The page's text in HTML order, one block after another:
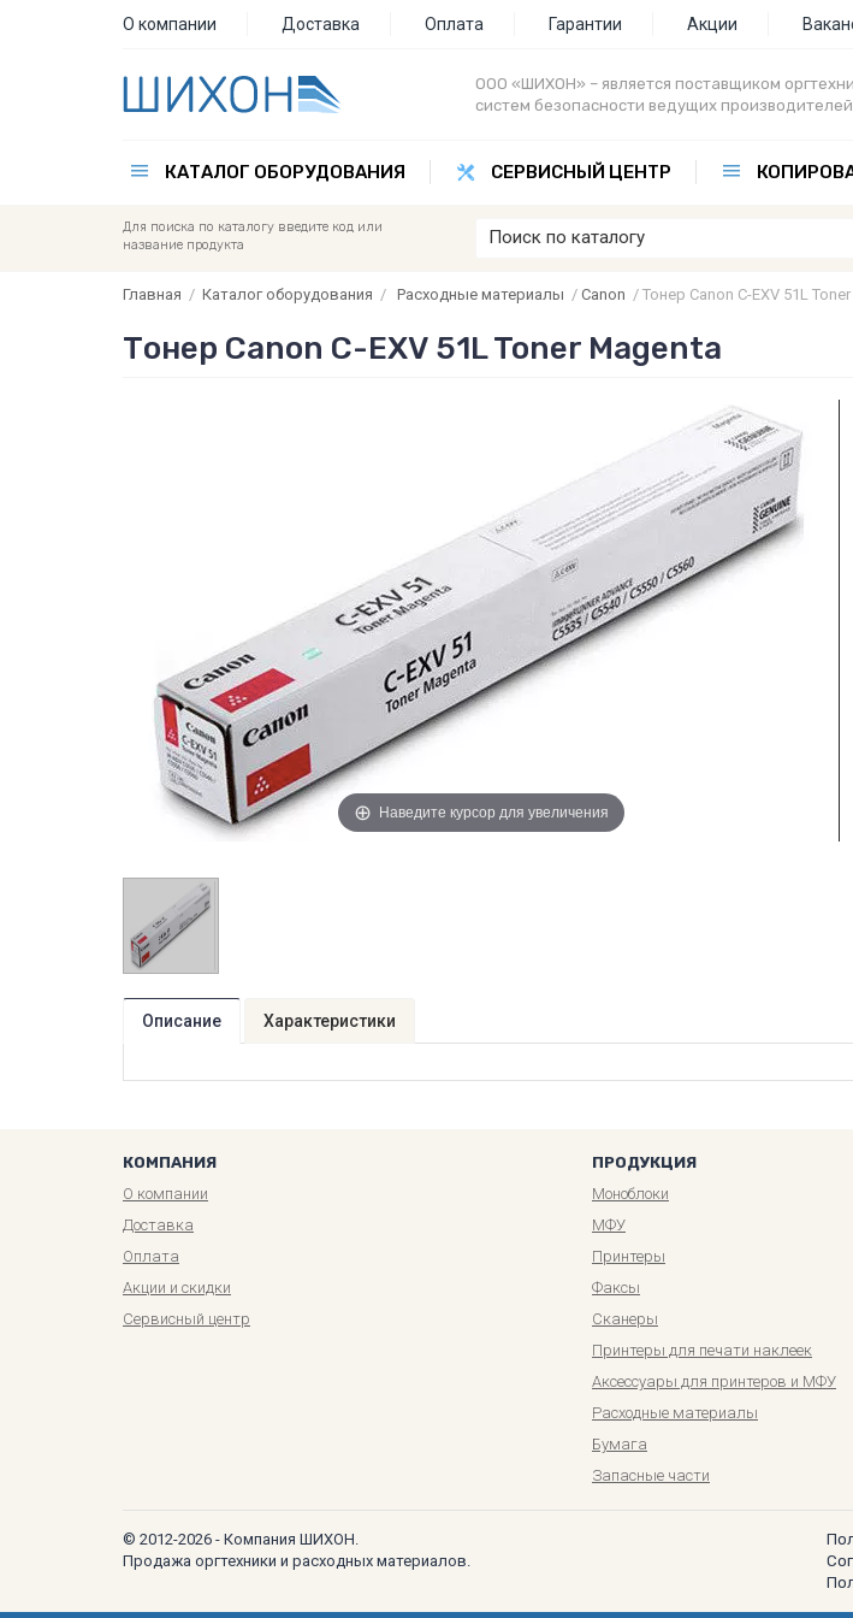
О компании Доставка Оплата Гарантии Акции
ООО «ШИХОН» – является поставщиком
систем безопасности ведущих производителей
КАТАЛОГ ОБОРУДОВАНИЯ СЕРВИСНЫЙ ЦЕНТР
Для поиска по каталогу введите код или
название продукта
Главная / Каталог оборудования / Расходные материалы / Canon / Тонер Canon C-EXV 51L
Тонер Canon C-EXV 51L Toner Magenta
Наведите курсор для увеличения
Описание Характеристики
КОМПАНИЯ
О компании
Доставка
Оплата
Акции и скидки
Сервисный центр
ПРОДУКЦИЯ
Моноблоки
МФУ
Принтеры
Факсы
Сканеры
Принтеры для печати наклеек
Аксессуары для принтеров и МФУ
Расходные материалы
Бумага
Запасные части
© 2012-2026 - Компания ШИХОН.
Продажа оргтехники и расходных материалов.